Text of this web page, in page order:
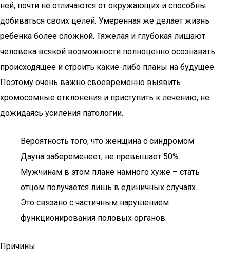
ней, почти не отличаются от окружающих и способны
добиваться своих целей. Умеренная же делает жизнь
ребенка более сложной. Тяжелая и глубокая лишают
человека всякой возможности полноценно осознавать
происходящее и строить какие-либо планы на будущее.
Поэтому очень важно своевременно выявить
хромосомные отклонения и приступить к лечению, не
дожидаясь усиления патологии.
Вероятность того, что женщина с синдромом
Дауна забеременеет, не превышает 50%.
Мужчинам в этом плане намного хуже – стать
отцом получается лишь в единичных случаях.
Это связано с частичным нарушением
функционирования половых органов.
Причины